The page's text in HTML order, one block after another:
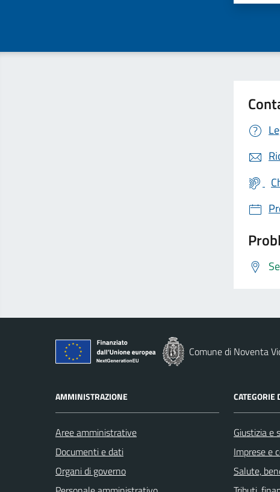
Comune di Noventa
AMMINISTRAZIONE
Aree amministrative
Documenti e dati
Organi di governo
CATEGORIE
Giustizia e
Imprese e
Salute,